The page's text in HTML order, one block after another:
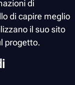
di
di capire meglio
il suo sito
progetto.